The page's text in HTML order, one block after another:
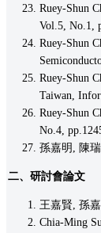
Ruey-Shun
Vol.5, No.1,
Ruey-Shun
Ruey-Shun
Taiwan,
Ruey-Shun
No.4,
孫嘉明, 陳
二、研討會論文
王嘉賢, 孫
Chia-Ming